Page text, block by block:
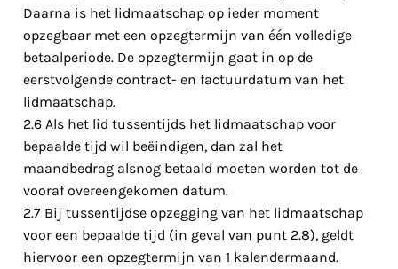
Daarna is het lidmaatschap op ieder moment
opzegbaar met een opzegtermijn van één volledige
betaalperiode. De opzegtermijn gaat in op de
eerstvolgende contract- en factuurdatum van het
lidmaatschap.
2.6 Als het lid tussentijds het lidmaatschap voor
bepaalde tijd wil beëindigen, dan zal het
maandbedrag alsnog betaald moeten worden tot de
vooraf overeengekomen datum.
2.7 Bij tussentijdse opzegging van het lidmaatschap
voor een bepaalde tijd (in geval van punt 2.8), geldt
hiervoor een opzegtermijn van 1 kalendermaand.